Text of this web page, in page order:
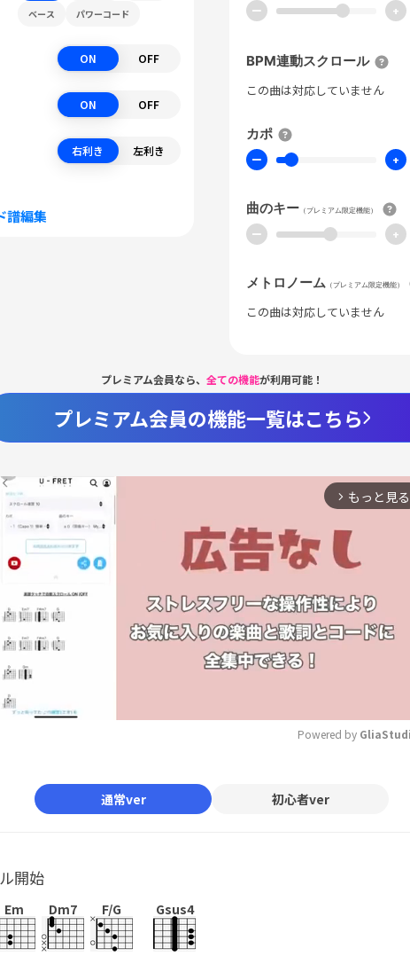
ベース
パワーコード
ON OFF
ON OFF
右利き 左利き
譜編集
ー +
BPM連動スクロール
この曲は対応していません
カポ
ー +
曲のキー （プレミアム限定機能）
ー +
メトロノーム （プレミアム限定機能）
この曲は対応していません
プレミアム会員なら、 全ての機能が利用可能！
プレミアム会員の機能一覧はこちら
arrow_forward_ios もっと見る
Powered by
通常ver 初心者ver
開始
Em Dm7 F/G Gsus4